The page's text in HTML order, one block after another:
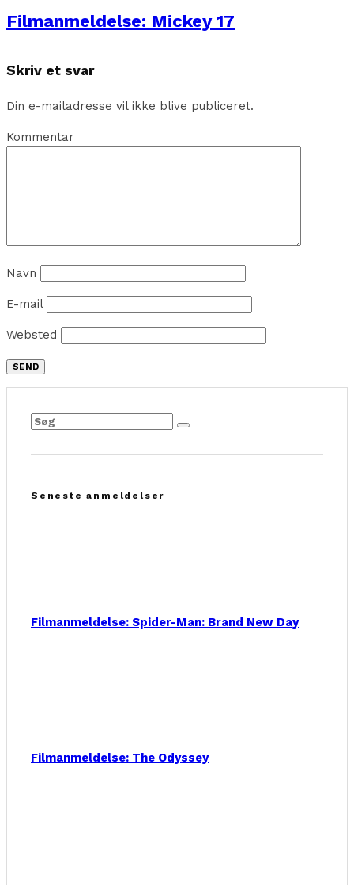
Filmanmeldelse: Mickey 17
Skriv et svar
Din e-mailadresse vil ikke blive publiceret.
Kommentar
Navn
E-mail
Websted
Seneste anmeldelser
Filmanmeldelse: Spider-Man: Brand New Day
Filmanmeldelse: The Odyssey